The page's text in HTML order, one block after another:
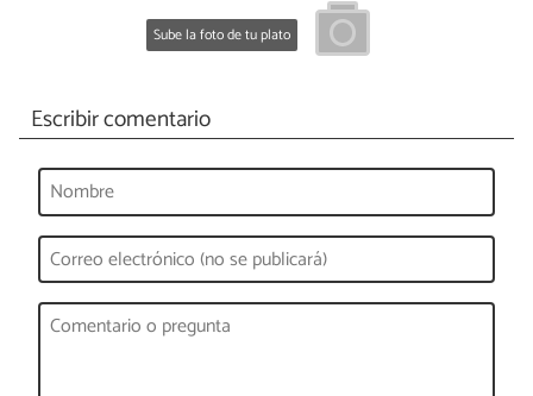
Sube la foto de tu plato
Escribir comentario